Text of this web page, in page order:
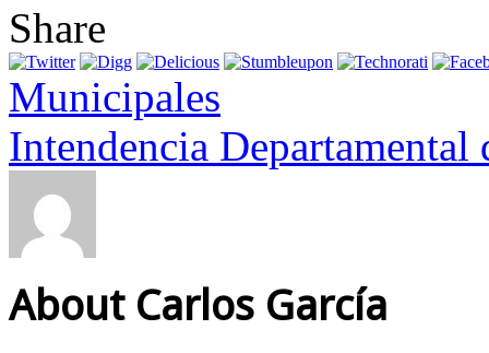
Share
Municipales
Intendencia Departamental
About Carlos García